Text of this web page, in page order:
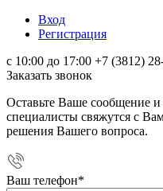
Вход
Регистрация
с 10:00 до 17:00 +7 (3812)
Заказать звонок
Оставьте Ваше сообщение
специалисты свяжутся с
решения Вашего вопроса.
Ваш телефон*